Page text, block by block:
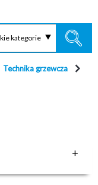
kategorie
Technika grzewcza